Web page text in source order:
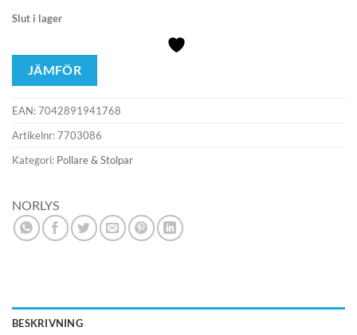
Slut i lager
JÄMFÖR
EAN:7042891941768
Artikelnr:7703086
Kategori: Pollare & Stolpar
NORLYS
BESKRIVNING